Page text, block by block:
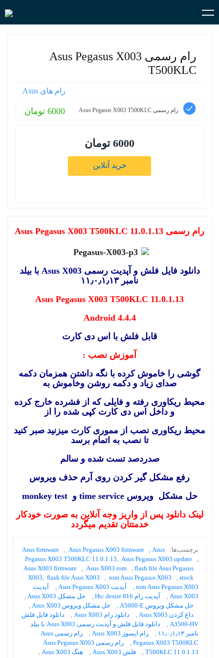
رام رسمی Asus Pegasus X003
T500KLC
رام های Asus
رام رسمی Asus Pegasus X003 T500KLC 6000 تومان
6000 تومان
خرید آنلاین
رام رسمی Asus Pegasus X003 T500KLC 11.0.1.13
دانلود فایل فلش و آپدیت رسمی Asus X003 با بیلد
نامبر ۱۱٫۰٫۱٫۱۳
Asus Pegasus X003 T500KLC 11.0.1.13
Android 4.4.4
قابل فلش با اس دی کارت
آموزش نصب :
گوشی را خاموش کرده با نگه داشتن همزمان دکمه
صدای زیاد و دکمه روشن وخاموش به
محیط ریکاوری رفته و فایلی که از فشرده خارج کرده
و داخل اس دی کارت کپی شده را از
محیط ریکاوری نصب از مموری کارت میزنید صبر کنید
تا نصب به اتمام برسد
صدردصد تست شده و سالم
رفع مشکل گیر کردن روی آرم حذف ویروس
حل مشکل ویروس time service و monkey test
لینک دانلود پس از واریز وجه آنلاین به صورت خودکار
خدمتتان تقدیم میگردد
برچسب‌ها: Asus firmware , Asus Pegasus X003 firmware , Asus
Pegasus X003 T500KLC 11.0.1.13, Asus Pegasus X003 update
,
Asus X003 firmware
, Asus X003 rom , flash file Asus Pegasus
X003, flash file Asus X003 , rom Asus Pegasus X003 , stock
rom Asus Pegasus X003
, آپدیت Asus Pegasus X003 ,
آپدیت
Asus X003
, آپدیت رام Htc desire 816 , حل مشکل Asus X003
,
حل مشکل ویروس A5000-E
, حل مشکل ویروس Asus X003
,
داغ کردن Asus X003
, دانلود رام Asus X003 ,
دانلود فایل فلش
A3500-HV
,
دانلود فایل فلش و آپدیت رسمی Asus X003 با بیلد
نامبر ۱۱٫۰٫۱٫۱۳
, رام ایسوز Asus X003 ,
رام رسمی Asus
Pegasus X003 T500KLC
,
رام رسمی Asus Pegasus X003
T500KLC 11.0.1.13
, فلش Asus X003 , هنگ Asus X003
,